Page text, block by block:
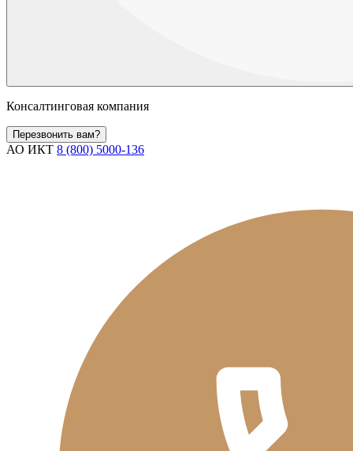
Консалтинговая компания
Перезвонить вам?
АО ИКТ 8 (800) 5000-136